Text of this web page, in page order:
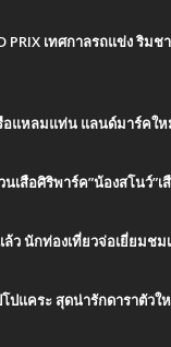
PRIX เทศกาลรถแข่ง ริม
อแหลมแท่น แลนด์มาร์คให
เสือศิริพาร์ค”น้องสโนว์”
ล้ว นักท่องเที่ยวจ่อเยี่ยมชม
ปแคระ สุดน่ารักดาราตัวใ